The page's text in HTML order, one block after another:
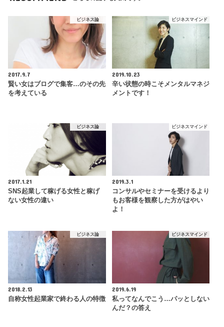
ビジネス論
2017.9.7
賢い女はブログで集客…のその先
を考えている
ビジネスマインド
2019.10.23
辛い状態の時こそメンタルマネジ
メントです！
ビジネス論
2017.1.21
SNS起業して稼げる女性と稼げ
ない女性の違い
ビジネスマインド
2019.3.1
コンサルやセミナーを受けるより
もお客様を観察した方がはやい
よ！
ビジネス論
2018.2.13
自称女性起業家で終わる人の特徴
ビジネスマインド
2019.6.19
私ってなんでこう…パッとしない
んだ？の答え